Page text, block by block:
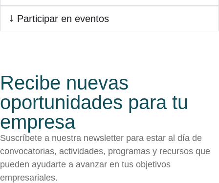
Participar en eventos
Recibe nuevas
oportunidades para tu
empresa
Suscríbete a nuestra newsletter para estar al día de
convocatorias, actividades, programas y recursos que
pueden ayudarte a avanzar en tus objetivos
empresariales.